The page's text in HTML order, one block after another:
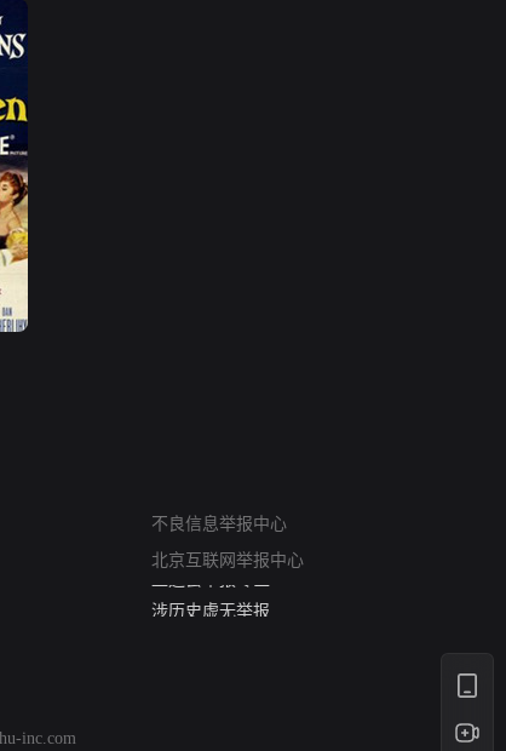
不良信息举报中心
北京互联网举报中心
亚运会举报专区
涉历史虚无举报
inc.com